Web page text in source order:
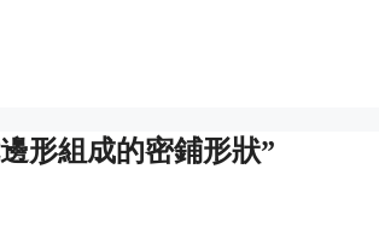
形組成的密鋪形狀”